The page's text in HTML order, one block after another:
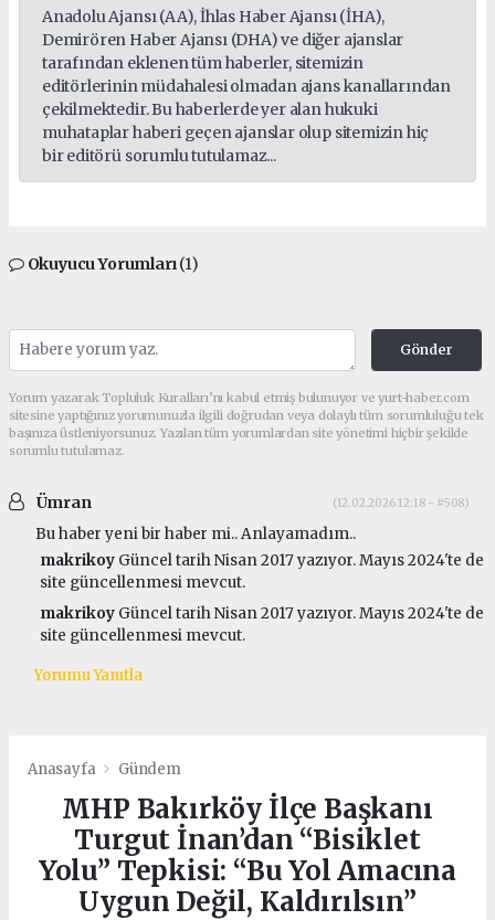
Anadolu Ajansı (AA), İhlas Haber Ajansı (İHA),
Demirören Haber Ajansı (DHA) ve diğer ajanslar
tarafından eklenen tüm haberler, sitemizin
editörlerinin müdahalesi olmadan ajans kanallarından
çekilmektedir. Bu haberlerde yer alan hukuki
muhataplar haberi geçen ajanslar olup sitemizin hiç
bir editörü sorumlu tutulamaz...
Okuyucu Yorumları(1)
Gönder
Yorum yazarak Topluluk Kuralları’nı kabul etmiş bulunuyor ve yurt-haber.com
sitesine yaptığınız yorumunuzla ilgili doğrudan veya dolaylı tüm sorumluluğu tek
başınıza üstleniyorsunuz. Yazılan tüm yorumlardan site yönetimi hiçbir şekilde
sorumlu tutulamaz.
Ümran (12.02.2026 12:18 - #508)
Bu haber yeni bir haber mi.. Anlayamadım..
makrikoy Güncel tarih Nisan 2017 yazıyor. Mayıs 2024'te de
site güncellenmesi mevcut.
makrikoy Güncel tarih Nisan 2017 yazıyor. Mayıs 2024'te de
site güncellenmesi mevcut.
Yorumu Yanıtla
Anasayfa Gündem
MHP Bakırköy İlçe Başkanı
Turgut İnan’dan “Bisiklet
Yolu” Tepkisi: “Bu Yol Amacına
Uygun Değil, Kaldırılsın”